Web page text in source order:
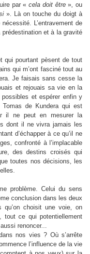
par «cela doit être», ou
». Là on touche du doigt à
L’entravement de
prédestination et à la gravité
qui pourtant pèsent de tout
qui m’ont fasciné tout au
Je faisais sans cesse la
et rejouais sa vie en la
possibles et espérer enfin y
de Kundera qui est
il ne peut en mesurer la
dont il ne vivra jamais les
d’échapper à ce qu’il ne
confronté à l’implacable
des destins croisés qui
toutes nos décisions, les
problème. Celui du sens
conclusion dans les deux
qu’on choisit une voie, on
tout ce qui potentiellement
renoncer...
nos vies ? Où s’arrête
l’influence de la vie